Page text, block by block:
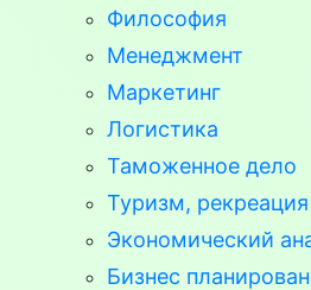
Философия
Менеджмент
Маркетинг
Логистика
Таможенное дело
Туризм, рекреация
Экономический
Бизнес